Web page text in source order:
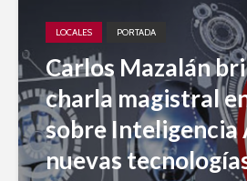
LOCALES PORTADA
Carlos Mazalán
charla magistral
sobre
nuevas